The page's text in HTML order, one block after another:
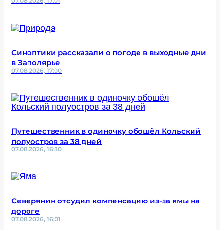
Синоптики рассказали о погоде в выходные дни
в Заполярье
07.08.2026, 17:00
Путешественник в одиночку обошёл Кольский
полуостров за 38 дней
07.08.2026, 16:30
Северянин отсудил компенсацию из-за ямы на
дороге
07.08.2026, 16:01